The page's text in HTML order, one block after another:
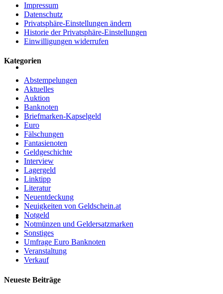
Impressum
Datenschutz
Privatsphäre-Einstellungen ändern
Historie der Privatsphäre-Einstellungen
Einwilligungen widerrufen
Kategorien
Abstempelungen
Aktuelles
Auktion
Banknoten
Briefmarken-Kapselgeld
Euro
Fälschungen
Fantasienoten
Geldgeschichte
Interview
Lagergeld
Linktipp
Literatur
Neuentdeckung
Neuigkeiten von Geldschein.at
Notgeld
Notmünzen und Geldersatzmarken
Sonstiges
Umfrage Euro Banknoten
Veranstaltung
Verkauf
Neueste Beiträge